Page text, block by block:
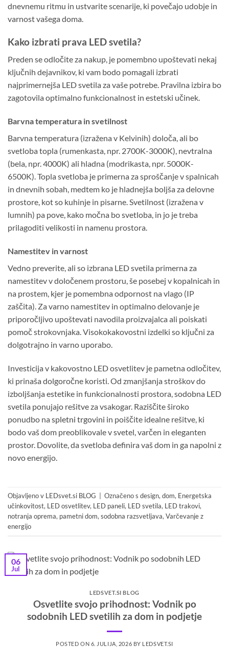
dnevnemu ritmu in ustvarite scenarije, ki povečajo udobje in
varnost vašega doma.
Kako izbrati prava LED svetila?
Preden se odločite za nakup, je pomembno upoštevati nekaj
ključnih dejavnikov, ki vam bodo pomagali izbrati
najprimernejša LED svetila za vaše potrebe. Pravilna izbira bo
zagotovila optimalno funkcionalnost in estetski učinek.
Barvna temperatura in svetilnost
Barvna temperatura (izražena v Kelvinih) določa, ali bo
svetloba topla (rumenkasta, npr. 2700K-3000K), nevtralna
(bela, npr. 4000K) ali hladna (modrikasta, npr. 5000K-
6500K). Topla svetloba je primerna za sproščanje v spalnicah
in dnevnih sobah, medtem ko je hladnejša boljša za delovne
prostore, kot so kuhinje in pisarne. Svetilnost (izražena v
lumnih) pa pove, kako močna bo svetloba, in jo je treba
prilagoditi velikosti in namenu prostora.
Namestitev in varnost
Vedno preverite, ali so izbrana LED svetila primerna za
namestitev v določenem prostoru, še posebej v kopalnicah in
na prostem, kjer je pomembna odpornost na vlago (IP
zaščita). Za varno namestitev in optimalno delovanje je
priporočljivo upoštevati navodila proizvajalca ali poiskati
pomoč strokovnjaka. Visokokakovostni izdelki so ključni za
dolgotrajno in varno uporabo.
Investicija v kakovostno LED osvetlitev je pametna odločitev,
ki prinaša dolgoročne koristi. Od zmanjšanja stroškov do
izboljšanja estetike in funkcionalnosti prostora, sodobna LED
svetila ponujajo rešitve za vsakogar. Raziščite široko
ponudbo na spletni trgovini in poiščite idealne rešitve, ki
bodo vaš dom preoblikovale v svetel, varčen in eleganten
prostor. Dovolite, da svetloba definira vaš dom in ga napolni z
novo energijo.
Objavljeno v LEDsvet.si BLOG Označeno s design, dom, Energetska
učinkovitost, LED osvetlitev, LED paneli, LED svetila, LED trakovi,
notranja oprema, pametni dom, sodobna razsvetljava, Varčevanje z
energijo
06
Jul
LEDSVET.SI BLOG
Osvetlite svojo prihodnost: Vodnik po
sodobnih LED svetilih za dom in podjetje
POSTED ON 6. JULIJA, 2026 BY LEDSVET.SI